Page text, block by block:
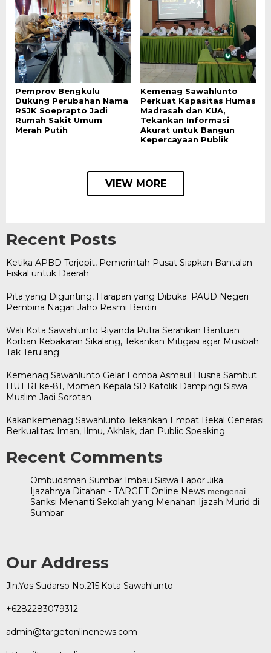
Pemprov Bengkulu
Dukung Perubahan Nama
RSJK Soeprapto Jadi
Rumah Sakit Umum
Merah Putih
Kemenag Sawahlunto
Perkuat Kapasitas Humas
Madrasah dan KUA,
Tekankan Informasi
Akurat untuk Bangun
Kepercayaan Publik
VIEW MORE
Recent Posts
Ketika APBD Terjepit, Pemerintah Pusat Siapkan Bantalan
Fiskal untuk Daerah
Pita yang Digunting, Harapan yang Dibuka: PAUD Negeri
Pembina Nagari Jaho Resmi Berdiri
Wali Kota Sawahlunto Riyanda Putra Serahkan Bantuan
Korban Kebakaran Sikalang, Tekankan Mitigasi agar Musibah
Tak Terulang
Kemenag Sawahlunto Gelar Lomba Asmaul Husna Sambut
HUT RI ke-81, Momen Kepala SD Katolik Dampingi Siswa
Muslim Jadi Sorotan
Kakankemenag Sawahlunto Tekankan Empat Bekal Generasi
Berkualitas: Iman, Ilmu, Akhlak, dan Public Speaking
Recent Comments
Ombudsman Sumbar Imbau Siswa Lapor Jika
Ijazahnya Ditahan - TARGET Online News mengenai
Sanksi Menanti Sekolah yang Menahan Ijazah Murid di
Sumbar
Our Address
Jln.Yos Sudarso No.215.Kota Sawahlunto
+6282283079312
admin@targetonlinenews.com